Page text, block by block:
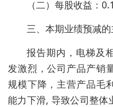
（二）每股收益：
三、本期业绩预减
报告期内，电梯及
发激烈，公司产品产销
规模下降，主营产品毛
能力下滑, 导致公司整体